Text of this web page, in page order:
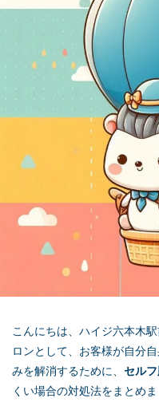
こんにちは、ハイジ六本木
ロンとして、お客様が自分
みを解消するために、 セル
くい場合の対処法をまとめま